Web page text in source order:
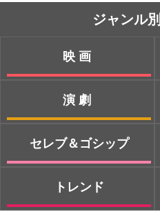
ジャンル
映画
演劇
セレブ＆ゴシップ
トレンド